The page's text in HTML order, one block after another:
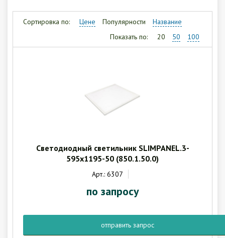
Заказать обратный звонок
О компании
Как купить
Программное обеспечение LogTag
Монтаж оборудования
Сортировка по: Цене Популярности
Название
Показать по:
20 50 100
Светодиодный светильник SLIMPANEL.3-
595x1195-50 (850.1.50.0)
Арт.: 6307
по запросу
отправить запрос